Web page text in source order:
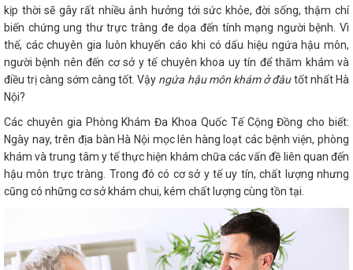
kịp thời sẽ gây rất nhiều ảnh hưởng tới sức khỏe, đời sống, thậm chí
biến chứng ung thư trực tràng đe dọa đến tính mạng người bệnh. Vì
thế, các chuyên gia luôn khuyến cáo khi có dấu hiệu ngứa hậu môn,
người bệnh nên đến cơ sở y tế chuyên khoa uy tín để thăm khám và
điều trị càng sớm càng tốt. Vậy ngứa hậu môn khám ở đâutốt nhất Hà
Nội?
Các chuyên gia Phòng Khám Đa Khoa Quốc Tế Cộng Đồng cho biết:
Ngày nay, trên địa bàn Hà Nội mọc lên hàng loạt các bệnh viện, phòng
khám và trung tâm y tế thực hiện khám chữa các vấn đề liên quan đến
hậu môn trực tràng. Trong đó có cơ sở y tế uy tín, chất lượng nhưng
cũng có những cơ sở khám chui, kém chất lượng cùng tồn tại.